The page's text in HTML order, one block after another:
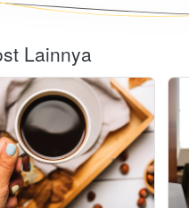
Lainnya